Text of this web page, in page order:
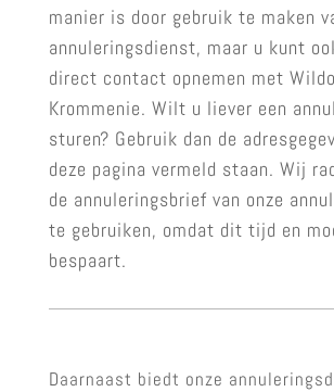
manier is door gebruik te maken
annuleringsdienst, maar u kunt
direct contact opnemen met
Krommenie. Wilt u liever een
sturen? Gebruik dan de
deze pagina vermeld staan. Wij
de annuleringsbrief van onze
te gebruiken, omdat dit tijd en
bespaart.
Daarnaast biedt onze